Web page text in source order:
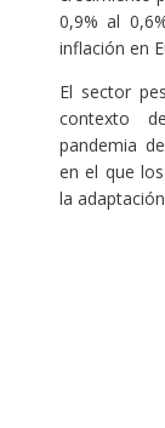
0,9% al
inflación en
El sector
contexto
pandemia
en el que
la